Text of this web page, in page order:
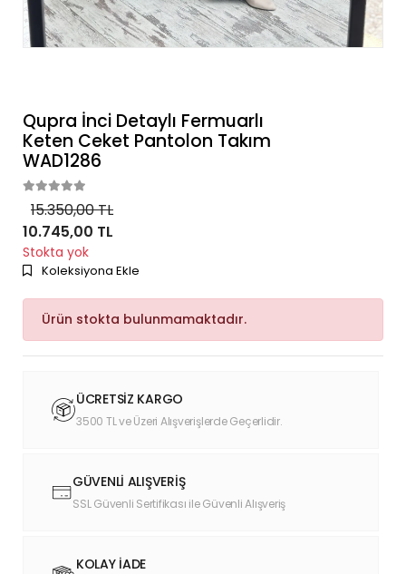
Qupra İnci Detaylı Fermuarlı
Keten Ceket Pantolon Takım
WAD1286
15.350,00 TL
10.745,00 TL
Stokta yok
Koleksiyona Ekle
Ürün stokta bulunmamaktadır.
ÜCRETSİZ KARGO
3500 TL ve Üzeri Alışverişlerde Geçerlidir.
GÜVENLİ ALIŞVERİŞ
SSL Güvenli Sertifikası ile Güvenli Alışveriş
KOLAY İADE